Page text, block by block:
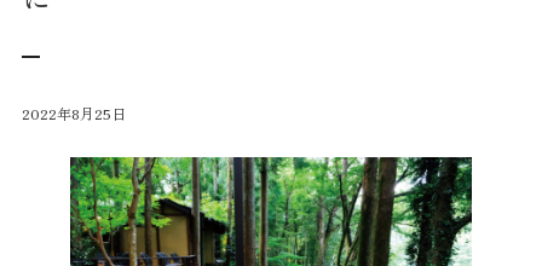
2022年8月25日